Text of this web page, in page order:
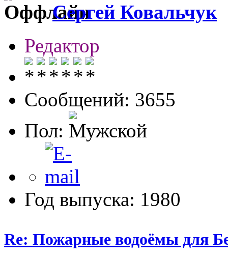
Сергей Ковальчук
Редактор
Сообщений: 3655
Пол:
Год выпуска: 1980
Re: Пожарные водоёмы для